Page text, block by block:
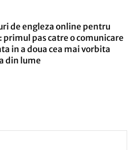
de engleza online pentru
primul pas catre o comunicare
in a doua cea mai vorbita
din lume